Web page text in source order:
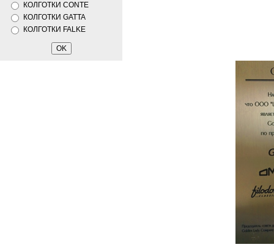
КОЛГОТКИ CONTE
КОЛГОТКИ GATTA
КОЛГОТКИ FALKE